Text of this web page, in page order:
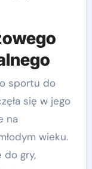
sportu do
się w jego
na
wieku.
do gry,